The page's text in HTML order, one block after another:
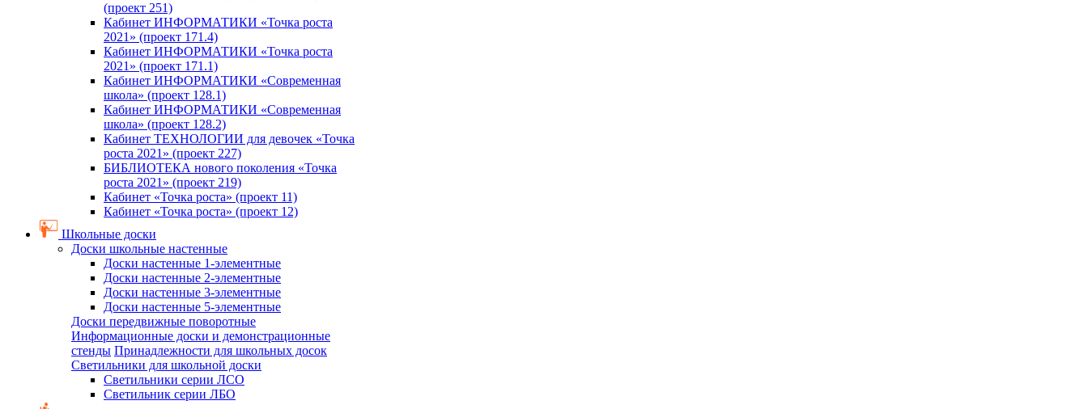
(проект 251)
Кабинет ИНФОРМАТИКИ «Точка роста
2021» (проект 171.4)
Кабинет ИНФОРМАТИКИ «Точка роста
2021» (проект 171.1)
Кабинет ИНФОРМАТИКИ «Современная
школа» (проект 128.1)
Кабинет ИНФОРМАТИКИ «Современная
школа» (проект 128.2)
Кабинет ТЕХНОЛОГИИ для девочек «Точка
роста 2021» (проект 227)
БИБЛИОТЕКА нового поколения «Точка
роста 2021» (проект 219)
Кабинет «Точка роста» (проект 11)
Кабинет «Точка роста» (проект 12)
Школьные доски
Доски школьные настенные
Доски настенные 1-элементные
Доски настенные 2-элементные
Доски настенные 3-элементные
Доски настенные 5-элементные
Доски передвижные поворотные
Информационные доски и демонстрационные
стенды Принадлежности для школьных досок
Светильники для школьной доски
Светильники серии ЛСО
Светильник серии ЛБО